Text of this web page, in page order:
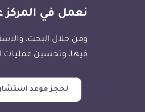
نعمل في المركز
ومن خلال البحث،
فيها، وتحسين عمليات
لحجز موعد